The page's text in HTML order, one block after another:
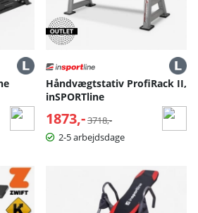
Håndvægtstativ ProfiRack II,
inSPORTline
1873,- Normalpris:
3718,-
2-5 arbejdsdage